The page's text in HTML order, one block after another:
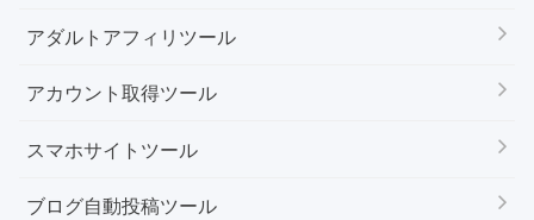
アダルトアフィリツール
アカウント取得ツール
スマホサイトツール
ブログ自動投稿ツール